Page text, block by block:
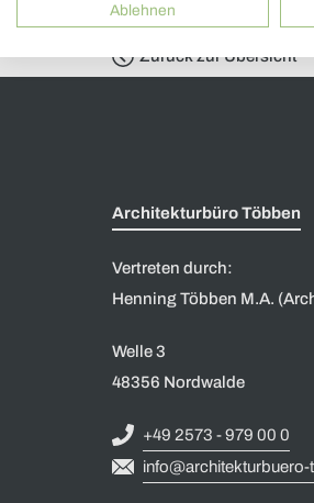
Zurück zur Übersicht
Architekturbüro Többen
Vertreten durch:
Henning Többen M.A.
Welle 3
48356 Nordwalde
+49 2573 - 979 00 0
Ablehnen